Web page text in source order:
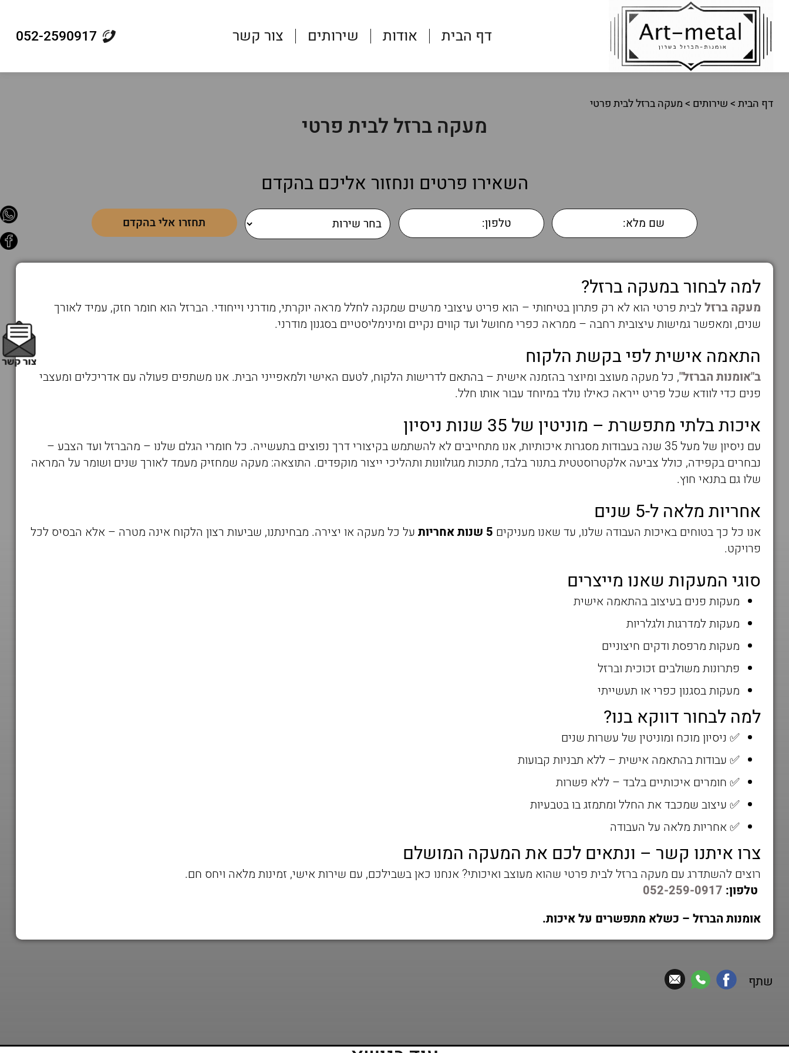
דף הבית אודות שירותים צור קשר 052-2590917
דף הבית>שירותים >מעקה ברזל לבית פרטי
מעקה ברזל לבית פרטי
השאירו פרטים ונחזור אליכם בהקדם
למה לבחור במעקה ברזל?
מעקה ברזללבית פרטי הוא לא רק פתרון בטיחותי – הוא פריט עיצובי מרשים שמקנה לחלל מראה יוקרתי, מודרני וייחודי. הברזל הוא חומר חזק, עמיד לאורך
שנים, ומאפשר גמישות עיצובית רחבה – ממראה כפרי מחושל ועד קווים נקיים ומינימליסטיים בסגנון מודרני.
התאמה אישית לפי בקשת הלקוח
ב"אומנות הברזל", כל מעקה מעוצב ומיוצר בהזמנה אישית – בהתאם לדרישות הלקוח, לטעם האישי ולמאפייני הבית. אנו משתפים פעולה עם אדריכלים ומעצבי
פנים כדי לוודא שכל פריט ייראה כאילו נולד במיוחד עבור אותו חלל.
איכות בלתי מתפשרת – מוניטין של 35 שנות ניסיון
עם ניסיון של מעל 35 שנה בעבודות מסגרות איכותיות, אנו מתחייבים לא להשתמש בקיצורי דרך נפוצים בתעשייה. כל חומרי הגלם שלנו – מהברזל ועד הצבע –
נבחרים בקפידה, כולל צביעה אלקטרוסטטית בתנור בלבד, מתכות מגולוונות ותהליכי ייצור מוקפדים. התוצאה: מעקה שמחזיק מעמד לאורך שנים ושומר על המראה
שלו גם בתנאי חוץ.
אחריות מלאה ל-5 שנים
אנו כל כך בטוחים באיכות העבודה שלנו, עד שאנו מעניקים 5 שנות אחריות
על כל מעקה או יצירה. מבחינתנו, שביעות רצון הלקוח אינה מטרה – אלא הבסיס לכל
פרויקט.
סוגי המעקות שאנו מייצרים
מעקות פנים בעיצוב בהתאמה אישית
מעקות למדרגות ולגלריות
מעקות מרפסת ודקים חיצוניים
פתרונות משולבים זכוכית וברזל
מעקות בסגנון כפרי או תעשייתי
למה לבחור דווקא בנו?
✅ ניסיון מוכח ומוניטין של עשרות שנים
✅ עבודות בהתאמה אישית – ללא תבניות קבועות
✅ חומרים איכותיים בלבד – ללא פשרות
✅ עיצוב שמכבד את החלל ומתמזג בו בטבעיות
✅ אחריות מלאה על העבודה
צרו איתנו קשר – ונתאים לכם את המעקה המושלם
רוצים להשתדרג עם מעקה ברזל לבית פרטי שהוא מעוצב ואיכותי? אנחנו כאן בשבילכם, עם שירות אישי, זמינות מלאה ויחס חם.
טלפון: 052-259-0917
אומנות הברזל – כשלא מתפשרים על איכות.
שתף